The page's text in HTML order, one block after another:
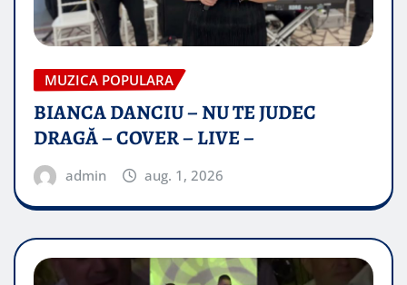
MUZICA POPULARA
BIANCA DANCIU – NU TE JUDEC
DRAGĂ – COVER – LIVE –
admin aug. 1, 2026